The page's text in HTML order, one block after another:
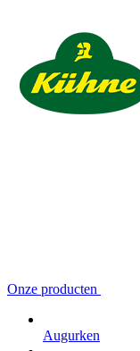
Onze producten
Augurken